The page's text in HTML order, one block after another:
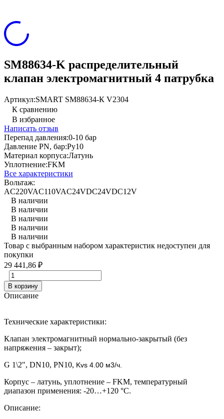
SM88634-K распределительный
клапан электромагнитный 4 патрубка
Артикул:SMART SM88634-К V2304
К сравнению
В избранное
Написать отзыв
Перепад давления:0-10 бар
Давление PN, бар:Ру10
Материал корпуса:Латунь
Уплотнение:FKM
Все характеристики
Вольтаж:
AC220VAC110VAC24VDC24VDC12V
В наличии
В наличии
В наличии
В наличии
В наличии
Товар с выбранным набором характеристик недоступен для
покупки
29 441,86 ₽
В корзину
Описание
Технические характеристики:
Клапан электромагнитный нормально-закрытый (без
напряжения – закрыт);
G 1\2", DN10, PN10, Kvs 4.00 м3/ч.
Корпус – латунь, уплотнение – FKM, температурный
диапазон применения: -20…+120 °С.
Описание: